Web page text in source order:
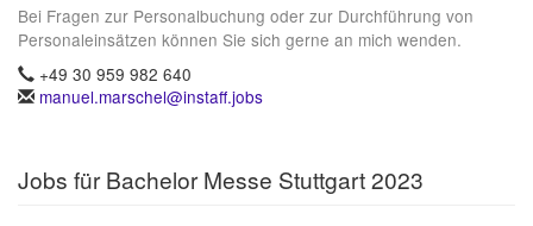
Bei Fragen zur Personalbuchung oder zur Durchführung von
Personaleinsätzen können Sie sich gerne an mich wenden.
+49 30 959 982 640
manuel.marschel@instaff.jobs
Jobs für Bachelor Messe Stuttgart 2023